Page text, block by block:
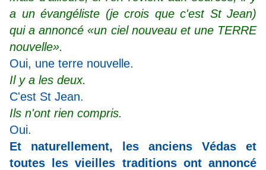
a un évangéliste (je crois que c'est St Jean)
qui a annoncé «un ciel nouveau et une TERRE
nouvelle».
Oui, une terre nouvelle.
Il y a les deux.
C'est St Jean.
Ils n'ont rien compris.
Oui.
Et naturellement, les anciens Védas et
toutes les vieilles traditions ont annoncé